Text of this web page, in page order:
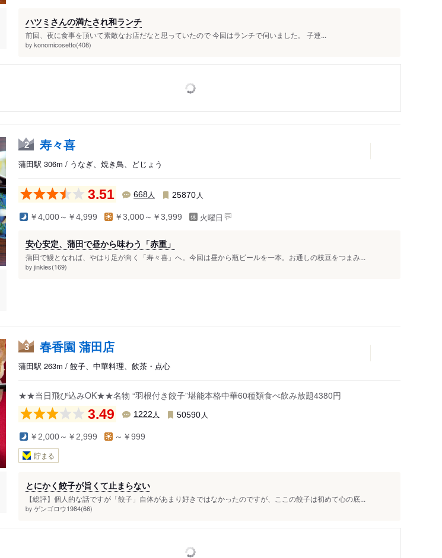
ハツミさんの満たされ和ランチ
前回、夜に食事を頂いて素敵なお店だなと思っていたので 今回はランチで伺いました。 子連...
by konomicosetto(408)
2 寿々喜
蒲田駅 306m / うなぎ、焼き鳥、どじょう
3.51 668人 25870 人
￥4,000～￥4,999 ￥3,000～￥3,999 火曜日
安心安定、蒲田で昼から味わう「赤重」
蒲田で鰻となれば、やはり足が向く「寿々喜」へ。今回は昼から瓶ビールを一本。お通しの枝豆をつまみ...
by jinkles(169)
3 春香園 蒲田店
蒲田駅 263m / 餃子、中華料理、飲茶・点心
★★当日飛び込みOK★★名物 “羽根付き餃子”堪能本格中華60種類食べ飲み放題4380円
3.49 1222 人 50590 人
￥2,000～￥2,999 ～￥999
貯まる
とにかく餃子が旨くて止まらない
【総評】個人的な話ですが「餃子」自体があまり好きではなかったのですが、ここの餃子は初めて心の底...
by ゲンゴロウ1984(66)